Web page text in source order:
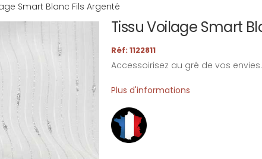
Smart Blanc Fils Argenté
Tissu Voilage Smart
Réf: 1122811
Accessoirisez au gré de vos envies.
Plus d'informations